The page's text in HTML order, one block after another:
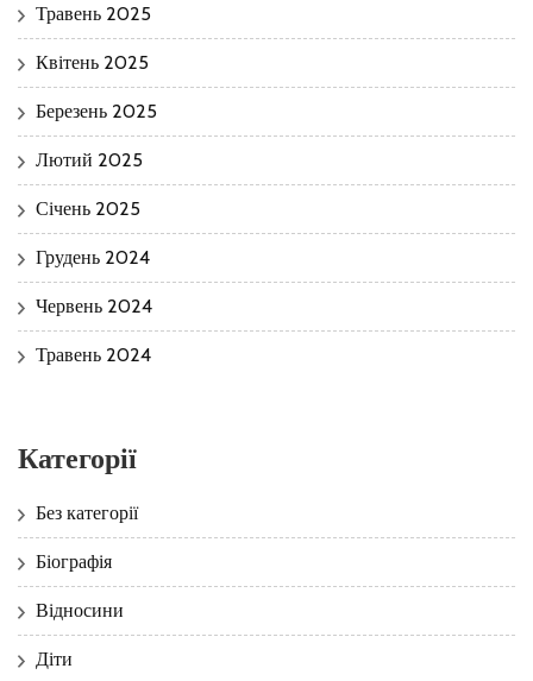
Травень 2025
Квітень 2025
Березень 2025
Лютий 2025
Січень 2025
Грудень 2024
Червень 2024
Травень 2024
Категорії
Без категорії
Біографія
Відносини
Діти